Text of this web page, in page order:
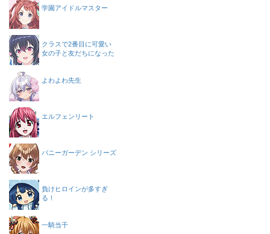
学園アイドルマスター
クラスで2番目に可愛い
女の子と友だちになった
よわよわ先生
エルフェンリート
バニーガーデン シリーズ
負けヒロインが多すぎ
る！
一騎当千